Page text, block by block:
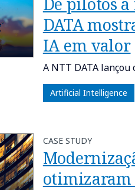
DATA
IA em valor
A NTT DATA
Artificial Intelligence
CASE STUDY
otimizaram